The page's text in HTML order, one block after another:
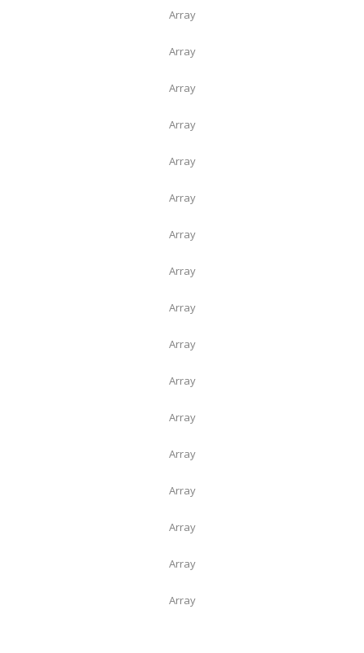
Array
Array
Array
Array
Array
Array
Array
Array
Array
Array
Array
Array
Array
Array
Array
Array
Array